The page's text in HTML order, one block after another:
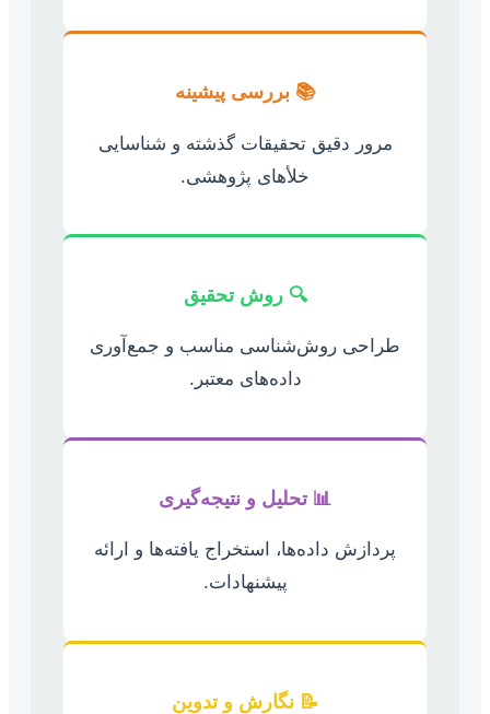
📚 بررسی پیشینه
مرور دقیق تحقیقات گذشته و شناسایی
خلأهای پژوهشی.
🔍 روش تحقیق
طراحی روش‌شناسی مناسب و جمع‌آوری
داده‌های معتبر.
📊 تحلیل و نتیجه‌گیری
پردازش داده‌ها، استخراج یافته‌ها و ارائه
پیشنهادات.
📝 نگارش و تدوین